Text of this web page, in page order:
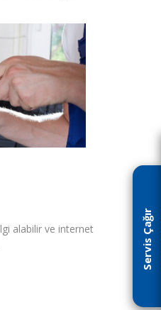
Servis Çağır
alabilir ve internet